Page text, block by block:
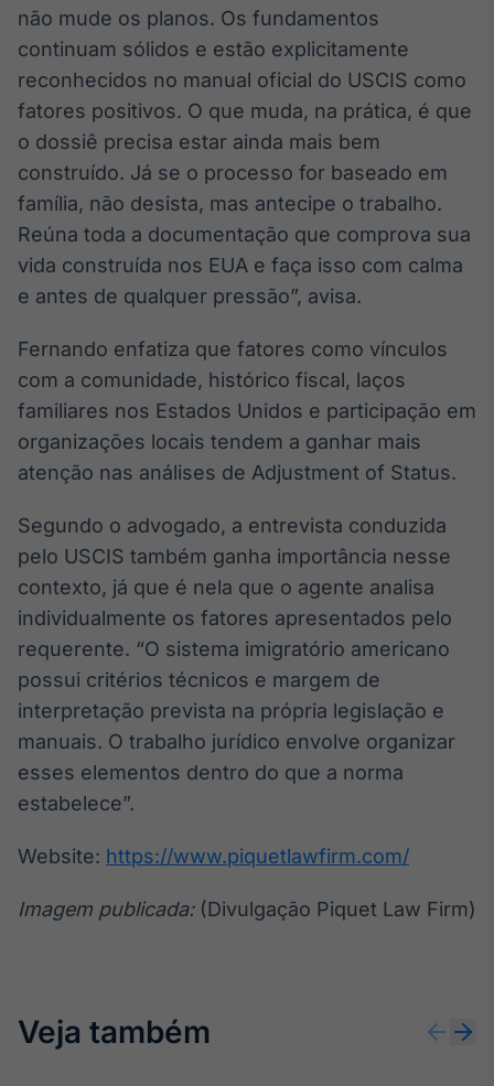
não mude os planos. Os fundamentos
continuam sólidos e estão explicitamente
reconhecidos no manual oficial do USCIS como
fatores positivos. O que muda, na prática, é que
o dossiê precisa estar ainda mais bem
construído. Já se o processo for baseado em
família, não desista, mas antecipe o trabalho.
Reúna toda a documentação que comprova sua
vida construída nos EUA e faça isso com calma
e antes de qualquer pressão”, avisa.
Fernando enfatiza que fatores como vínculos
com a comunidade, histórico fiscal, laços
familiares nos Estados Unidos e participação em
organizações locais tendem a ganhar mais
atenção nas análises de Adjustment of Status.
Segundo o advogado, a entrevista conduzida
pelo USCIS também ganha importância nesse
contexto, já que é nela que o agente analisa
individualmente os fatores apresentados pelo
requerente. “O sistema imigratório americano
possui critérios técnicos e margem de
interpretação prevista na própria legislação e
manuais. O trabalho jurídico envolve organizar
esses elementos dentro do que a norma
estabelece”.
Website: https://www.piquetlawfirm.com/
Imagem publicada:(Divulgação Piquet Law Firm)
Veja também